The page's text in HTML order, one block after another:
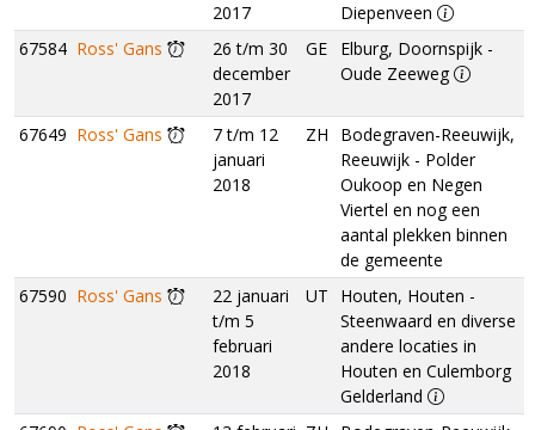
2017
Diepenveen
67584 Ross' Gans
26 t/m 30
december
2017
GE
Elburg, Doornspijk -
Oude Zeeweg
67649 Ross' Gans
7 t/m 12
januari
2018
ZH
Bodegraven-Reeuwijk,
Reeuwijk - Polder
Oukoop en Negen
Viertel en nog een
aantal plekken binnen
de gemeente
67590 Ross' Gans
22 januari
t/m 5
februari
2018
UT
Houten, Houten -
Steenwaard en diverse
andere locaties in
Houten en Culemborg
Gelderland